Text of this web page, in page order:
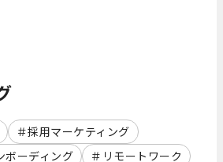
採用マーケティング
ボーディング リモートワーク